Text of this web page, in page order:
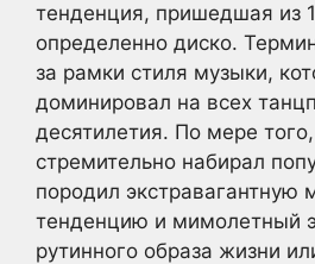
тенденция, пришедшая из
определенно диско.
за рамки стиля музыки,
доминировал на всех
десятилетия. По мере
стремительно набирал
породил экстравагантную
тенденцию и мимолетный
рутинного образа жизни